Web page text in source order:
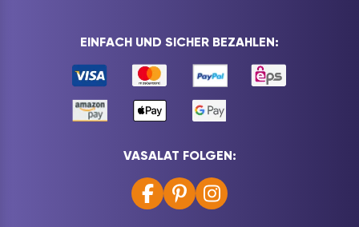
EINFACH UND SICHER BEZAHLEN:
VASALAT FOLGEN: